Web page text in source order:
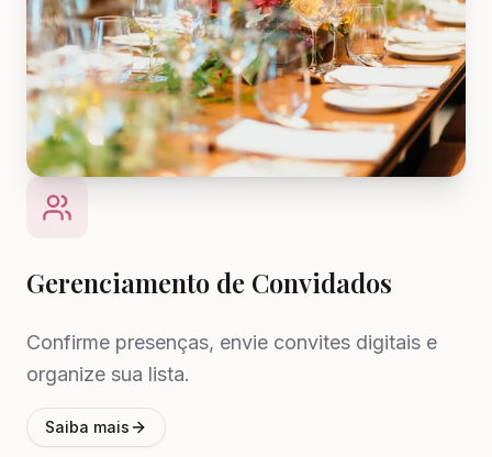
Gerenciamento de Convidados
Confirme presenças, envie convites digitais e
organize sua lista.
Saiba mais